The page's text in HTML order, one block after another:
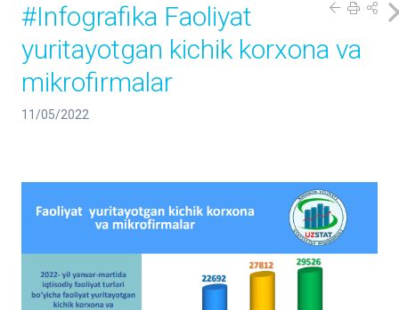
#Infografika Faoliyat
yuritayotgan kichik korxona va
mikrofirmalar
11/05/2022